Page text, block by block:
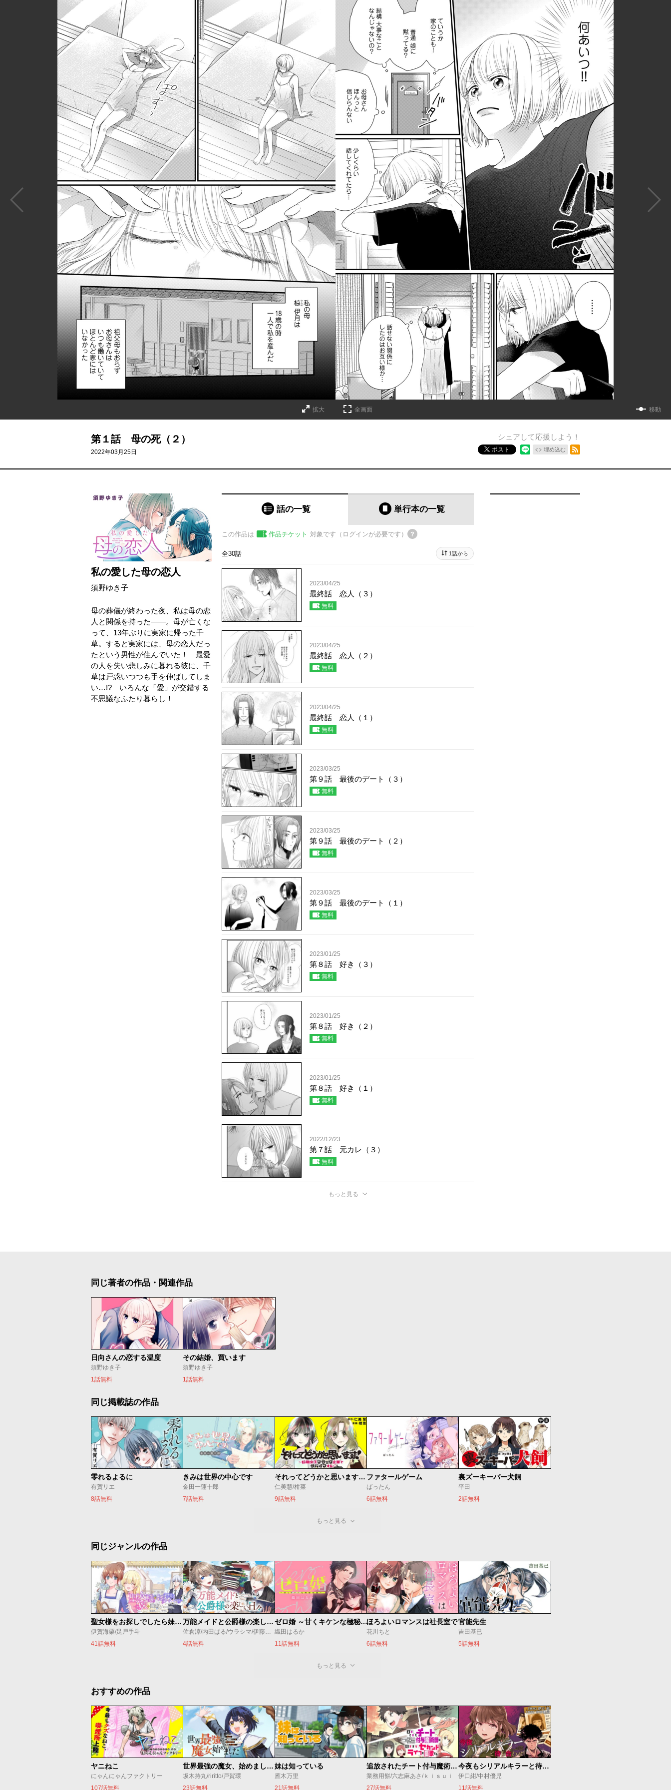
拡大 全画面 移動
第１話 母の死（２）
2022年03月25日
シェアして応援しよう！
ポスト 埋め込む
私の愛した母の恋人
須野ゆき子
母の葬儀が終わった夜、私は母の恋
人と関係を持った――。母が亡くな
って、13年ぶりに実家に帰った千
草。すると実家には、母の恋人だっ
たという男性が住んでいた！ 最愛
の人を失い悲しみに暮れる彼に、千
草は戸惑いつつも手を伸ばしてしま
い…!? いろんな「愛」が交錯する
不思議なふたり暮らし！
話の一覧 単行本の一覧
この作品は 作品チケット 対象です（ログインが必要です）
全30話 1話から
2023/04/25
最終話 恋人（３）
無料
2023/04/25
最終話 恋人（２）
無料
2023/04/25
最終話 恋人（１）
無料
2023/03/25
第９話 最後のデート（３）
無料
2023/03/25
第９話 最後のデート（２）
無料
2023/03/25
第９話 最後のデート（１）
無料
2023/01/25
第８話 好き（３）
無料
2023/01/25
第８話 好き（２）
無料
2023/01/25
第８話 好き（１）
無料
2022/12/23
第７話 元カレ（３）
無料
もっと見る
同じ著者の作品・関連作品
日向さんの恋する温度
須野ゆき子
1話無料
その結婚、買います
須野ゆき子
1話無料
同じ掲載誌の作品
零れるよるに
有賀リエ
8話無料
きみは世界の中心です
金田一蓮十郎
7話無料
それってどうかと思います！～転職女子、ブラック企業でサバイブする。～
仁美慧/柑菜
9話無料
ファタールゲーム
ばったん
6話無料
裏ズーキーパー犬飼
平田
2話無料
もっと見る
同じジャンルの作品
聖女様をお探しでしたら妹で間違いありません。さあどうぞお連れください、今すぐ。
伊賀海栗/足戸手斗
41話無料
万能メイドと公爵様の楽しい日々
佐倉涼/内田ぱる/ウラシマ/伊藤テリヤキ
4話無料
ゼロ婚 ～甘くキケンな極秘任務～
織田はるか
11話無料
ほろよいロマンスは社長室で
花川ちと
6話無料
官能先生
吉田基已
5話無料
もっと見る
おすすめの作品
ヤニねこ
にゃんにゃんファクトリー
107話無料
世界最強の魔女、始めました ～私だけ『攻略サイト』を見れる世界で自由に生きます～
坂木持丸/riritto/戸賀環
23話無料
妹は知っている
雁木万里
21話無料
追放されたチート付与魔術師は気ままなセカンドライフを謳歌する。 ～俺は武器だけじゃなく、あらゆるものに『強化ポイント』を付与できるし、俺の意思でいつでも効果を解除できるけど、残った人たち大丈夫？～
業務用餅/六志麻あさ/ｋｉｓｕｉ
27話無料
今夜もシリアルキラーと待ち合わせ
伊口紺/中村優児
11話無料